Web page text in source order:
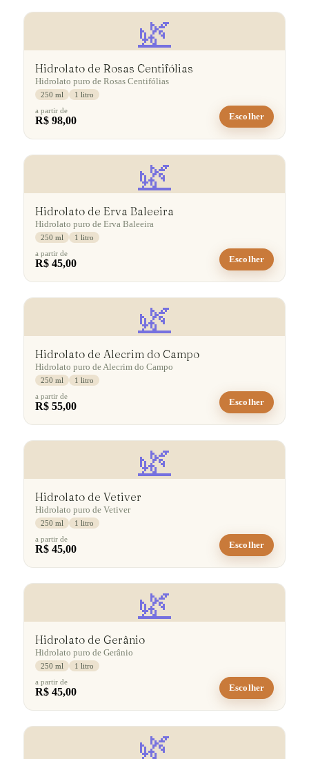
🌿
Hidrolato de Rosas Centifólias
Hidrolato puro de Rosas Centifólias
250 ml
1 litro
a partir de
R$ 98,00 Escolher
🌿
Hidrolato de Erva Baleeira
Hidrolato puro de Erva Baleeira
250 ml
1 litro
a partir de
R$ 45,00 Escolher
🌿
Hidrolato de Alecrim do Campo
Hidrolato puro de Alecrim do Campo
250 ml
1 litro
a partir de
R$ 55,00 Escolher
🌿
Hidrolato de Vetiver
Hidrolato puro de Vetiver
250 ml
1 litro
a partir de
R$ 45,00 Escolher
🌿
Hidrolato de Gerânio
Hidrolato puro de Gerânio
250 ml
1 litro
a partir de
R$ 45,00 Escolher
🌿